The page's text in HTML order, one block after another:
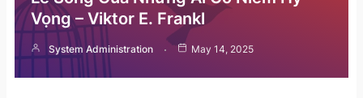
Vọng – Viktor E. Frankl
System Administration May 14, 2025